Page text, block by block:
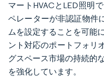
マートHVACとLED照明
ペレーターが非認証物件
ムを設定することを可能
ント対応のポートフォリ
グスペース市場の持続的
を強化しています。